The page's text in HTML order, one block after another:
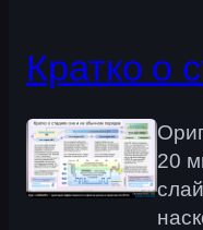
Кратко о
20